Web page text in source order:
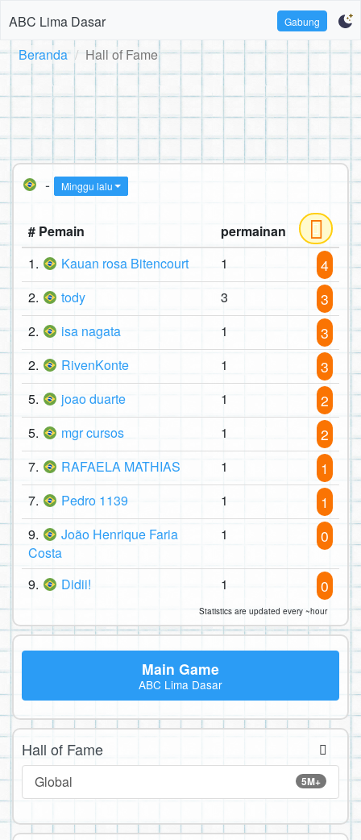
ABC Lima Dasar Gabung
Beranda Hall of Fame
- Minggu lalu
# Pemain
permainan
1.
Kauan rosa Bitencourt 1 4
2. tody 3 3
2. isa nagata 1 3
2. RivenKonte 1 3
5. joao duarte 1 2
5. mgr cursos 1 2
7. RAFAELA MATHIAS 1 1
7. Pedro 1139 1 1
9.
João Henrique Faria
Costa
1 0
9. Didii! 1 0
Statistics are updated every ~hour
Main Game
ABC Lima Dasar
Hall of Fame
5M+
Global